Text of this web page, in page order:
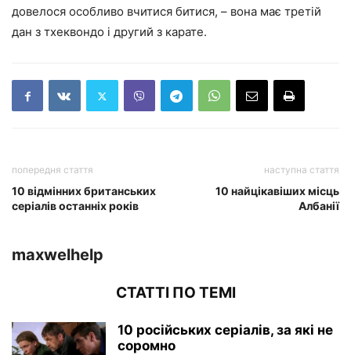
довелося особливо вчитися битися, – вона має третій
дан з тхеквондо і другий з карате.
попередня стаття
10 відмінних британських
серіалів останніх років
наступна стаття
10 найцікавіших місць
Албанії
maxwelhelp
СТАТТІ ПО ТЕМІ
10 російських серіалів, за які не
соромно